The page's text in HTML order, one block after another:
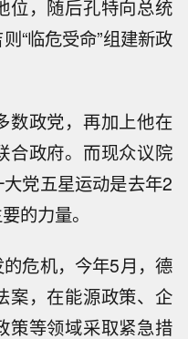
位，随后孔特向总统
“临危受命”组建新政
数政党，再加上他在
合政府。而现众议院
党五星运动是去年2
的力量。
危机，今年5月，德
案，在能源政策、企
策等领域采取紧急措